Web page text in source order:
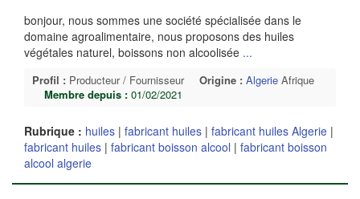
bonjour, nous sommes une société spécialisée dans le
domaine agroalimentaire, nous proposons des huiles
végétales naturel, boissons non alcoolisée ...
Profil : Producteur / Fournisseur Origine : Algerie Afrique
Membre depuis : 01/02/2021
Rubrique : huiles | fabricant huiles | fabricant huiles Algerie |
fabricant huiles | fabricant boisson alcool | fabricant boisson
alcool algerie